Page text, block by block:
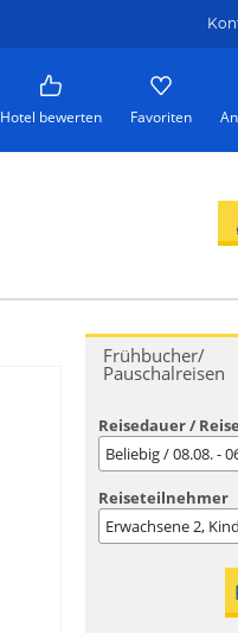
Hotel bewerten Favoriten
Frühbucher/
Pauschalreisen
Reisedauer /
Beliebig / 08.08. -
Reiseteilnehmer
Erwachsene2,